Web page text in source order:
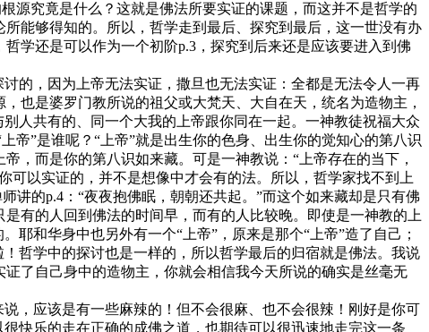
源究竟是什么？这就是佛法所要实证的课题，而这并不是哲学的
能够得知的。所以，哲学走到最后、探究到最后，这一世没有办
学还是可以作为一个初阶p.3，探究到后来还是应该要进入到佛
的，因为上帝无法实证，撒旦也无法实证：全都是无法令人一再
也是婆罗门教所说的祖父或大梵天、大自在天，统名为造物主，
人共有的、同一个大我的上帝跟你同在一起。一神教徒祝福大众
帝”是谁呢？“上帝”就是出生你的色身、出生你的觉知心的第八识
，而是你的第八识如来藏。可是一神教说：“上帝存在的当下，
以实证的，并不是想像中才会有的法。所以，哲学家找不到上
讲的p.4：“夜夜抱佛眠，朝朝还共起。”而这个如来藏却是只有佛
有的人回到佛法的时间早，而有的人比较晚。即使是一神教的上
和华身中也另外有一个“上帝”，原来是那个“上帝”造了自己；
哲学中的探讨也是一样的，所以哲学最后的归宿就是佛法。我说
了自己身中的造物主，你就会相信我今天所说的确实是丝毫无
，应该是有一些麻辣的！但不会很麻、也不会很辣！刚好是你可
快乐的走在正确的成佛之道，也期待可以很迅速地走完这一条